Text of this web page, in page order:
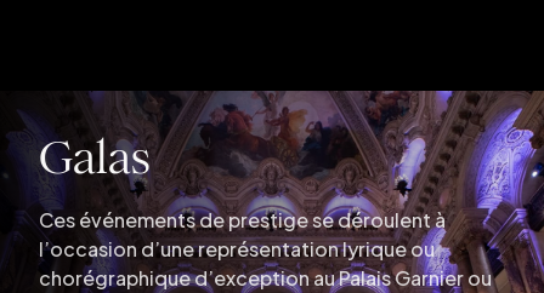
Galas
Ces événements de prestige se déroulent à
l’occasion d’une représentation lyrique ou
chorégraphique d’exception au Palais Garnier ou